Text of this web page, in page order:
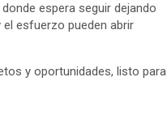
espera seguir dejando
esfuerzo pueden abrir
y oportunidades, listo para